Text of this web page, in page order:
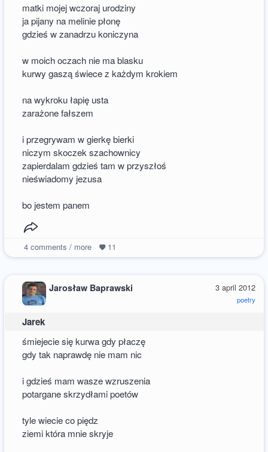
matki mojej wczoraj urodziny
ja pijany na melinie płonę
gdzieś w zanadrzu koniczyna
w moich oczach nie ma blasku
kurwy gaszą świece z każdym krokiem
na wykroku łapię usta
zarażone fałszem
i przegrywam w gierkę bierki
niczym skoczek szachownicy
zapierdalam gdzieś tam w przyszłoś
nieświadomy jezusa
bo jestem panem
4comments / more 11
3 april 2012
poetry
Jarosław Baprawski
Jarek
śmiejecie się kurwa gdy płaczę
gdy tak naprawdę nie mam nic
i gdzieś mam wasze wzruszenia
potargane skrzydłami poetów
tyle wiecie co piędz
ziemi która mnie skryje